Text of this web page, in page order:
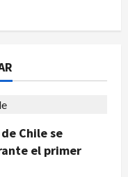
Chile se
el primer